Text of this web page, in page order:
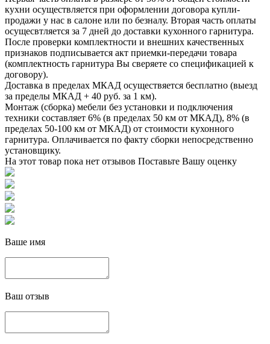
кухни осуществляется при оформлении договора купли-
продажи у нас в салоне или по безналу. Вторая часть оплаты
осущесвтляется за 7 дней до доставки кухонного гарнитура.
После проверки комплектности и внешних качественных
признаков подписывается акт приемки-передачи товара
(комплектность гарнитура Вы сверяете со спецификацией к
договору).
Доставка в пределах МКАД осуществяется бесплатно (выезд
за пределы МКАД + 40 руб. за 1 км).
Монтаж (сборка) мебели без установки и подключения
техники составляет 6% (в пределах 50 км от МКАД), 8% (в
пределах 50-100 км от МКАД) от стоимости кухонного
гарнитура. Оплачивается по факту сборки непосредственно
установщику.
На этот товар пока нет отзывов Поставьте Вашу оценку
Ваше имя
Ваш отзыв